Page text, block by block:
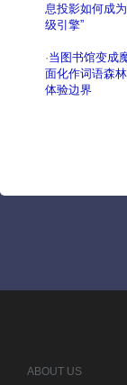
息投影如何成
级引擎”
·当图书馆变成
面化作词语森
体验边界
ABOUT US